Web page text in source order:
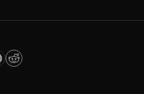
Users can adjust
organization's